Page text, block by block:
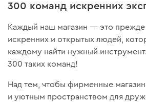
300 команд искренних
Каждый наш магазин — это прежде
искренних и открытых людей,
каждому найти нужный
300 таких команд!
Над тем, чтобы фирменные
и уютным пространством для